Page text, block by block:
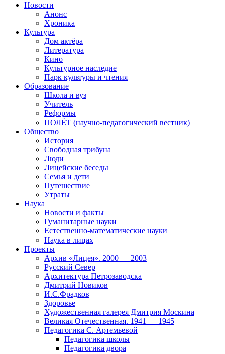
Новости
Анонс
Хроника
Культура
Дом актёра
Литература
Кино
Культурное наследие
Парк культуры и чтения
Образование
Школа и вуз
Учитель
Реформы
ПОЛЁТ (научно-педагогический вестник)
Общество
История
Свободная трибуна
Люди
Лицейские беседы
Семья и дети
Путешествие
Утраты
Наука
Новости и факты
Гуманитарные науки
Естественно-математические науки
Наука в лицах
Проекты
Архив «Лицея». 2000 — 2003
Русский Север
Архитектура Петрозаводска
Дмитрий Новиков
И.С.Фрадков
Здоровье
Художественная галерея Дмитрия Москина
Великая Отечественная. 1941 — 1945
Педагогика С. Артемьевой
Педагогика школы
Педагогика двора